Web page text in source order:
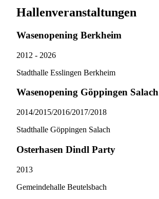
Hallenveranstaltungen
Wasenopening Berkheim
2012 - 2026
Stadthalle Esslingen Berkheim
Wasenopening Göppingen Salach
2014/​2015/​2016/​2017/​2018
Stadthalle Göppingen Salach
Osterhasen Dindl Party
2013
Gemeindehalle Beutelsbach